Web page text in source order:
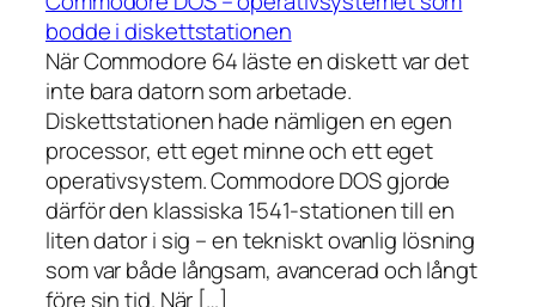
bodde i diskettstationen
När Commodore 64 läste en diskett var det
inte bara datorn som arbetade.
Diskettstationen hade nämligen en egen
processor, ett eget minne och ett eget
operativsystem. Commodore DOS gjorde
därför den klassiska 1541-stationen till en
liten dator i sig – en tekniskt ovanlig lösning
som var både långsam, avancerad och långt
före sin tid. När […]